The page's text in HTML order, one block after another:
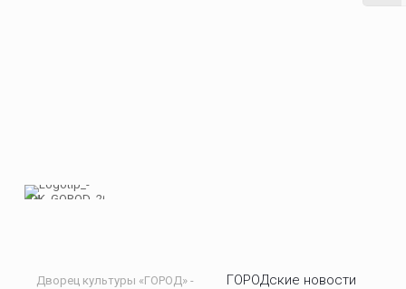
Дворец культуры «ГОРОД» -
ГОРОДские новости